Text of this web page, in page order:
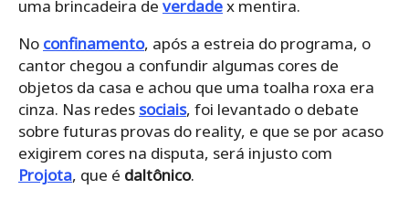
uma brincadeira de verdadex mentira.
No confinamento, após a estreia do programa, o
cantor chegou a confundir algumas cores de
objetos da casa e achou que uma toalha roxa era
cinza. Nas redes sociais, foi levantado o debate
sobre futuras provas do reality, e que se por acaso
exigirem cores na disputa, será injusto com
Projota, que é daltônico.